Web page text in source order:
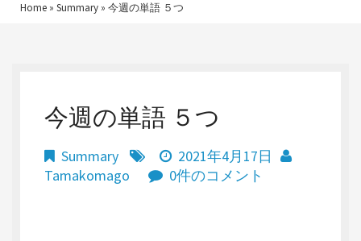
Home » Summary » 今週の単語 ５つ
今週の単語 ５つ
Summary
2021年4月17日
Tamakomago
0件のコメント